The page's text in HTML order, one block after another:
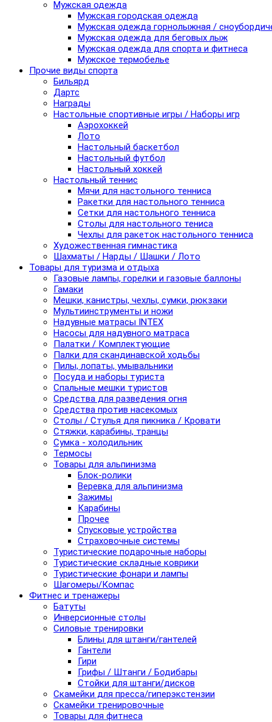
Мужская одежда
Мужская городская одежда
Мужская одежда горнолыжная /
Мужская одежда для беговых лыж
Мужская одежда для спорта и фитнеса
Мужское термобелье
Прочие виды спорта
Бильярд
Дартс
Награды
Настольные спортивные игры / Наборы игр
Аэрохоккей
Лото
Настольный баскетбол
Настольный футбол
Настольный хоккей
Настольный теннис
Мячи для настольного тенниса
Ракетки для настольного тенниса
Сетки для настольного тенниса
Столы для настольного тениса
Чехлы для ракеток настольного тенниса
Художественная гимнастика
Шахматы / Нарды / Шашки / Лото
Товары для туризма и отдыха
Газовые лампы, горелки и газовые баллоны
Гамаки
Мешки, канистры, чехлы, сумки, рюкзаки
Мультиинструменты и ножи
Надувные матрасы INTEX
Насосы для надувного матраса
Палатки / Комплектующие
Палки для скандинавской ходьбы
Пилы, лопаты, умывальники
Посуда и наборы туриста
Спальные мешки туристов
Средства для разведения огня
Средства против насекомых
Столы / Стулья для пикника / Кровати
Стяжки, карабины, транцы
Сумка - холодильник
Термосы
Товары для альпинизма
Блок-ролики
Веревка для альпинизма
Зажимы
Карабины
Прочее
Спусковые устройства
Страховочные системы
Туристические подарочные наборы
Туристические складные коврики
Туристические фонари и лампы
Шагомеры/Компас
Фитнес и тренажеры
Батуты
Инверсионные столы
Силовые тренировки
Блины для штанги/гантелей
Гантели
Гири
Грифы / Штанги / Бодибары
Стойки для штанги/дисков
Скамейки для пресса/гиперэкстензии
Скамейки тренировочные
Товары для фитнеса